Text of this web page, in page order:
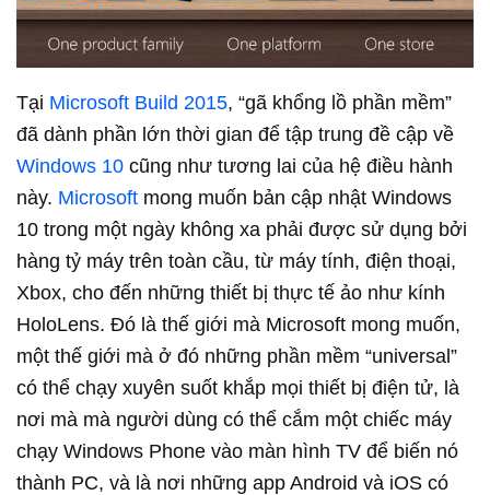
Tại Microsoft Build 2015, “gã khổng lồ phần mềm”
đã dành phần lớn thời gian để tập trung đề cập về
Windows 10 cũng như tương lai của hệ điều hành
này. Microsoft mong muốn bản cập nhật Windows
10 trong một ngày không xa phải được sử dụng bởi
hàng tỷ máy trên toàn cầu, từ máy tính, điện thoại,
Xbox, cho đến những thiết bị thực tế ảo như kính
HoloLens. Đó là thế giới mà Microsoft mong muốn,
một thế giới mà ở đó những phần mềm “universal”
có thể chạy xuyên suốt khắp mọi thiết bị điện tử, là
nơi mà mà người dùng có thể cắm một chiếc máy
chạy Windows Phone vào màn hình TV để biến nó
thành PC, và là nơi những app Android và iOS có